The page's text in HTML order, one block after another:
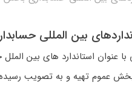
عموم تهیه و به تصویب